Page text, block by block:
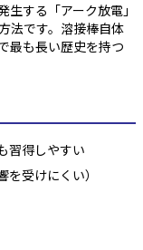
する「アーク放電」
法です。溶接棒自体
最も長い歴史を持つ
習得しやすい
受けにくい）